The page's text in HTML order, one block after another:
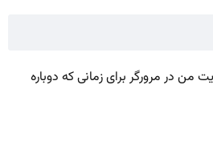
من در مرورگر برای زمانی که دوباره